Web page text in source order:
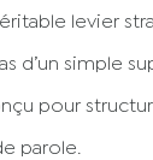
levier
d’un simple
pour
parole.